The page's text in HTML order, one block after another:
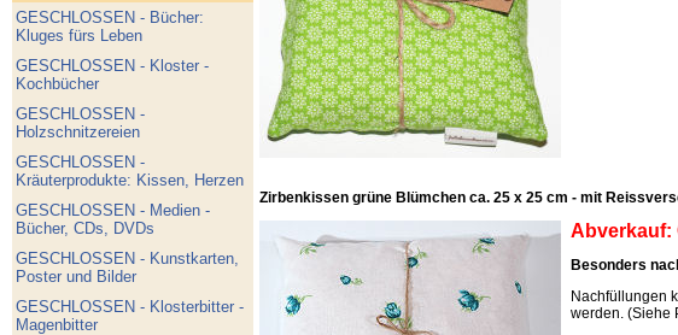
GESCHLOSSEN - Bücher:
Kluges fürs Leben
GESCHLOSSEN - Kloster -
Kochbücher
GESCHLOSSEN -
Holzschnitzereien
GESCHLOSSEN -
Kräuterprodukte: Kissen, Herzen
GESCHLOSSEN - Medien -
Bücher, CDs, DVDs
GESCHLOSSEN - Kunstkarten,
Poster und Bilder
GESCHLOSSEN - Klosterbitter -
Magenbitter
Zirbenkissen grüne Blümchen ca. 25 x 25 cm - mit
Abverkauf:
Besonders
Nachfüllungen
werden. (Siehe